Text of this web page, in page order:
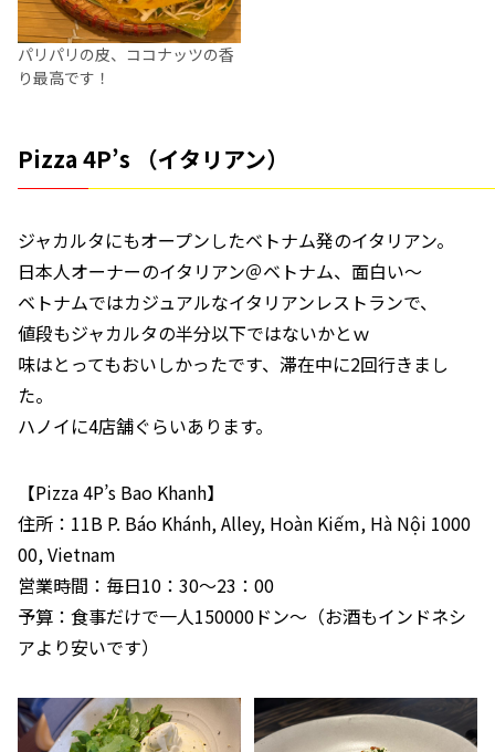
パリパリの皮、ココナッツの香
り最高です！
Pizza 4P’s （イタリアン）
ジャカルタにもオープンしたベトナム発のイタリアン。
日本人オーナーのイタリアン＠ベトナム、面白い～
ベトナムではカジュアルなイタリアンレストランで、
値段もジャカルタの半分以下ではないかとｗ
味はとってもおいしかったです、滞在中に2回行きまし
た。
ハノイに4店舗ぐらいあります。
【Pizza 4P’s Bao Khanh】
住所：11B P. Báo Khánh, Alley, Hoàn Kiếm, Hà Nội 1000
00, Vietnam
営業時間：毎日10：30～23：00
予算：食事だけで一人150000ドン～（お酒もインドネシ
アより安いです）